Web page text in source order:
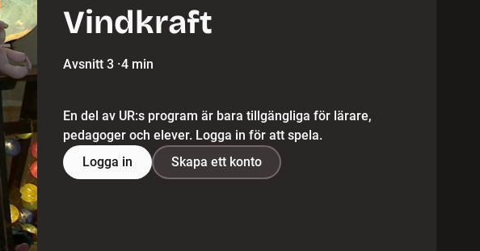
Vindkraft
Avsnitt 3 ·4 min
En del av UR:s program är bara tillgängliga för lärare,
pedagoger och elever. Logga in för att spela.
Logga in
Skapa ett konto